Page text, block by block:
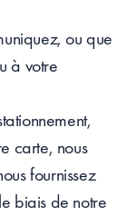
ou que
à votre
carte, nous
fournissez
biais de notre